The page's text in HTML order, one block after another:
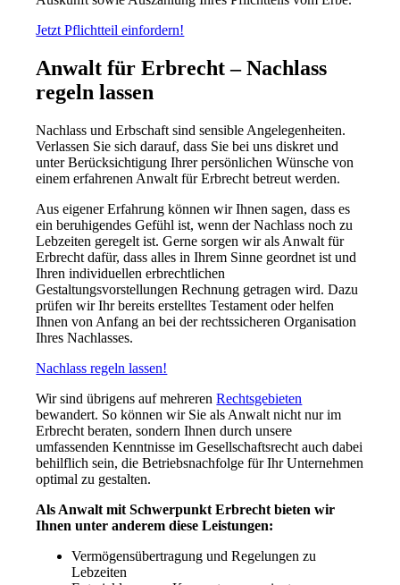
Jetzt Pflichtteil einfordern!
Anwalt für Erbrecht – Nachlass
regeln lassen
Nachlass und Erbschaft sind sensible Angelegenheiten.
Verlassen Sie sich darauf, dass Sie bei uns diskret und
unter Berücksichtigung Ihrer persönlichen Wünsche von
einem erfahrenen Anwalt für Erbrecht betreut werden.
Aus eigener Erfahrung können wir Ihnen sagen, dass es
ein beruhigendes Gefühl ist, wenn der Nachlass noch zu
Lebzeiten geregelt ist. Gerne sorgen wir als Anwalt für
Erbrecht dafür, dass alles in Ihrem Sinne geordnet ist und
Ihren individuellen erbrechtlichen
Gestaltungsvorstellungen Rechnung getragen wird. Dazu
prüfen wir Ihr bereits erstelltes Testament oder helfen
Ihnen von Anfang an bei der rechtssicheren Organisation
Ihres Nachlasses.
Nachlass regeln lassen!
Wir sind übrigens auf mehrerenRechtsgebieten
bewandert. So können wir Sie als Anwalt nicht nur im
Erbrecht beraten, sondern Ihnen durch unsere
umfassenden Kenntnisse im Gesellschaftsrecht auch dabei
behilflich sein, die Betriebsnachfolge für Ihr Unternehmen
optimal zu gestalten.
Als Anwalt mit Schwerpunkt Erbrecht bieten wir
Ihnen unter anderem diese Leistungen:
Vermögensübertragung und Regelungen zu
Lebzeiten